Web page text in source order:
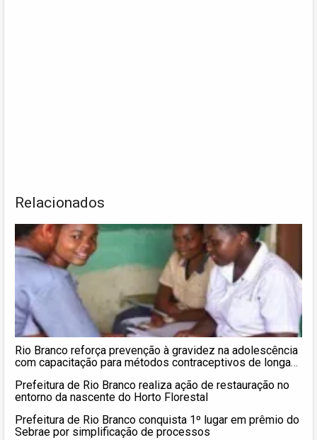
Relacionados
Rio Branco reforça prevenção à gravidez na adolescência
com capacitação para métodos contraceptivos de longa
Prefeitura de Rio Branco realiza ação de restauração no
entorno da nascente do Horto Florestal
Prefeitura de Rio Branco conquista 1º lugar em prêmio do
Sebrae por simplificação de processos